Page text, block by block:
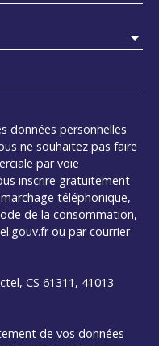
données personnelles
ne souhaitez pas faire
par voie
inscrire gratuitement
téléphonique,
de la consommation,
ou par courrier
CS 61311, 41013
de vos données